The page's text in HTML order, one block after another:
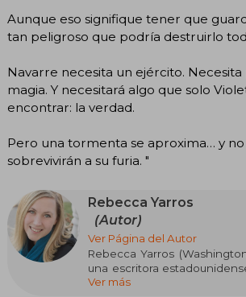
Aunque eso signifique tener que
tan peligroso que podría destruirlo
Navarre necesita un ejército.
magia. Y necesitará algo que solo
encontrar: la verdad.
Pero una tormenta se aproxima… y
sobrevivirán a su furia. "
Rebecca Yarros
(Autor)
Ver Página del Autor
Rebecca Yarros
una escritora
fantasía romántica y
Ver más